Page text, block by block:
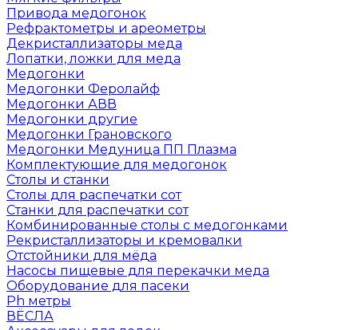
Привода медогонок
Рефрактометры и ареометры
Декристаллизаторы меда
Лопатки, ложки для меда
Медогонки
Медогонки Феролайф
Медогонки АВВ
Медогонки другие
Медогонки Грановского
Медогонки Медуница ПП Плазма
Комплектующие для медогонок
Столы и станки
Столы для распечатки сот
Станки для распечатки сот
Комбинированные столы с медогонками
Рекристаллизаторы и кремовалки
Отстойники для мёда
Насосы пищевые для перекачки меда
Оборудование для пасеки
Ph метры
ВЁСЛА